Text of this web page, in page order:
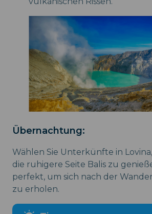
Übernachtung:
Wählen Sie Unterkünfte in
die ruhigere Seite Balis zu
perfekt, um sich nach der
zu erholen.